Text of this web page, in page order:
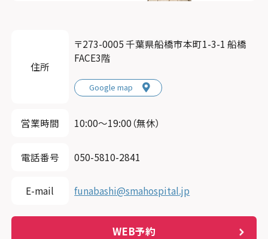
住所
〒273-0005 千葉県船橋市本町1-3-1 船橋
FACE3階
Google map
営業時間 10:00〜19:00（無休）
電話番号 050-5810-2841
E-mail funabashi@smahospital.jp
WEB予約